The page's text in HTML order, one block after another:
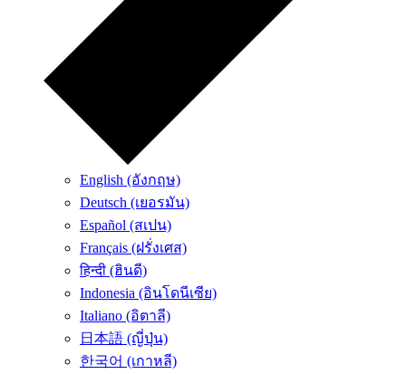
English (อังกฤษ)
Deutsch (เยอรมัน)
Español (สเปน)
Français (ฝรั่งเศส)
हिन्दी (ฮินดี)
Indonesia (อินโดนีเซีย)
Italiano (อิตาลี)
日本語 (ญี่ปุ่น)
한국어 (เกาหลี)